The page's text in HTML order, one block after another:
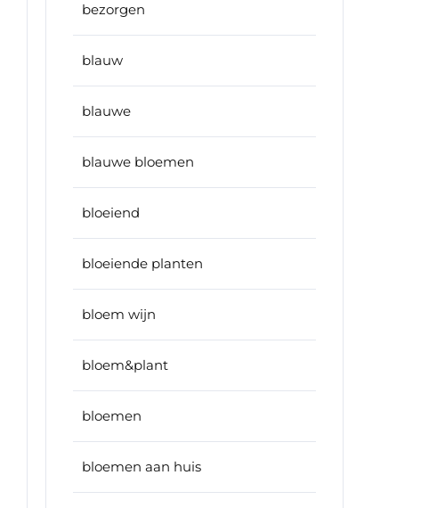
bezorgen
blauw
blauwe
blauwe bloemen
bloeiend
bloeiende planten
bloem wijn
bloem&plant
bloemen
bloemen aan huis